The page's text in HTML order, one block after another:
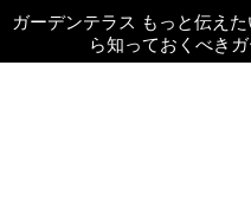
ガーデンテラス もっと伝えた
ら知っておくべき